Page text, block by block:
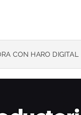
CON HARO DIGITAL